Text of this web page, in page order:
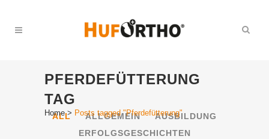
PFERDEFÜTTERUNG
TAG
Home> Posts tagged "Pferdefütterung"
ALL ALLGEMEIN
AUSBILDUNG
ERFOLGSGESCHICHTEN